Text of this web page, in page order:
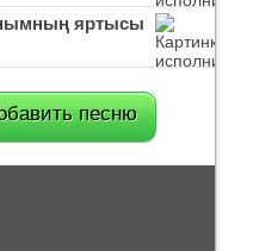
яртысы
песню